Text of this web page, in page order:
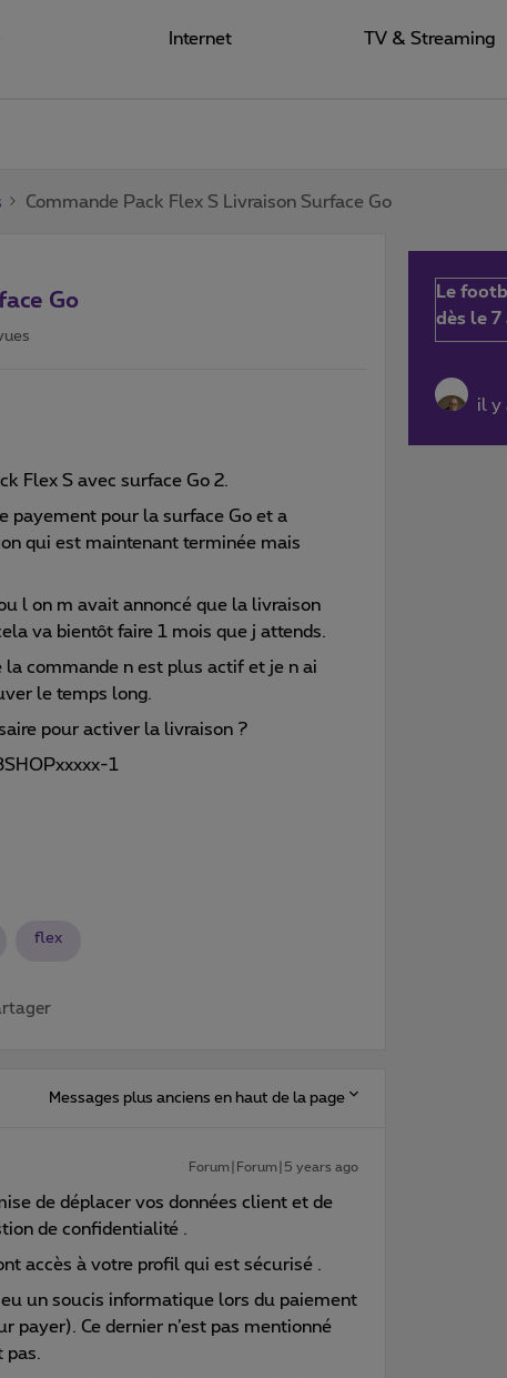
Internet TV & Streaming
Commande Pack Flex S Livraison Surface Go
Go
Flex S avec surface Go 2.
payement pour la surface Go et a
qui est maintenant terminée mais
l on m avait annoncé que la livraison
va bientôt faire 1 mois que j attends.
commande n est plus actif et je n ai
le temps long.
pour activer la livraison ?
1
flex
Messages plus anciens en haut de la page
Forum|Forum|5 years ago
de déplacer vos données client et de
de confidentialité .
accès à votre profil qui est sécurisé .
un soucis informatique lors du paiement
payer). Ce dernier n’est pas mentionné
Le
dès le 7
il y